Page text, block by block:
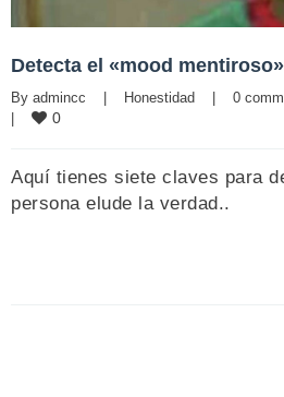
Detecta el «mood mentiroso»
By admincc | Honestidad | 0
|
0
Aquí tienes siete claves para
persona elude la verdad..